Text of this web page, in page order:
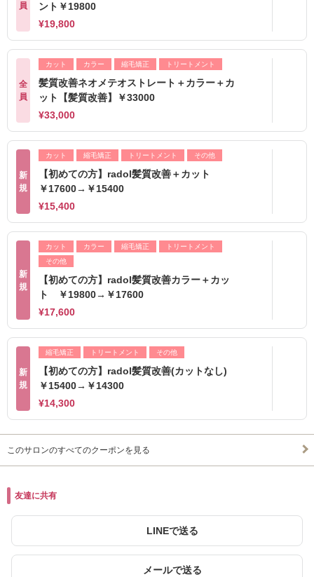
員
ント￥19800
¥19,800
全
員
カット カラー 縮毛矯正 トリートメント
髪質改善ネオメテオストレート＋カラー＋カ
ット【髪質改善】￥33000
¥33,000
新
規
カット 縮毛矯正 トリートメント その他
【初めての方】radol髪質改善＋カット
￥17600→￥15400
¥15,400
新
規
カット カラー 縮毛矯正
トリートメント
その他
【初めての方】radol髪質改善カラー＋カッ
ト ￥19800→￥17600
¥17,600
新
規
縮毛矯正 トリートメント その他
【初めての方】radol髪質改善(カットなし)
￥15400→￥14300
¥14,300
このサロンのすべてのクーポンを見る
友達に共有
LINEで送る
メールで送る